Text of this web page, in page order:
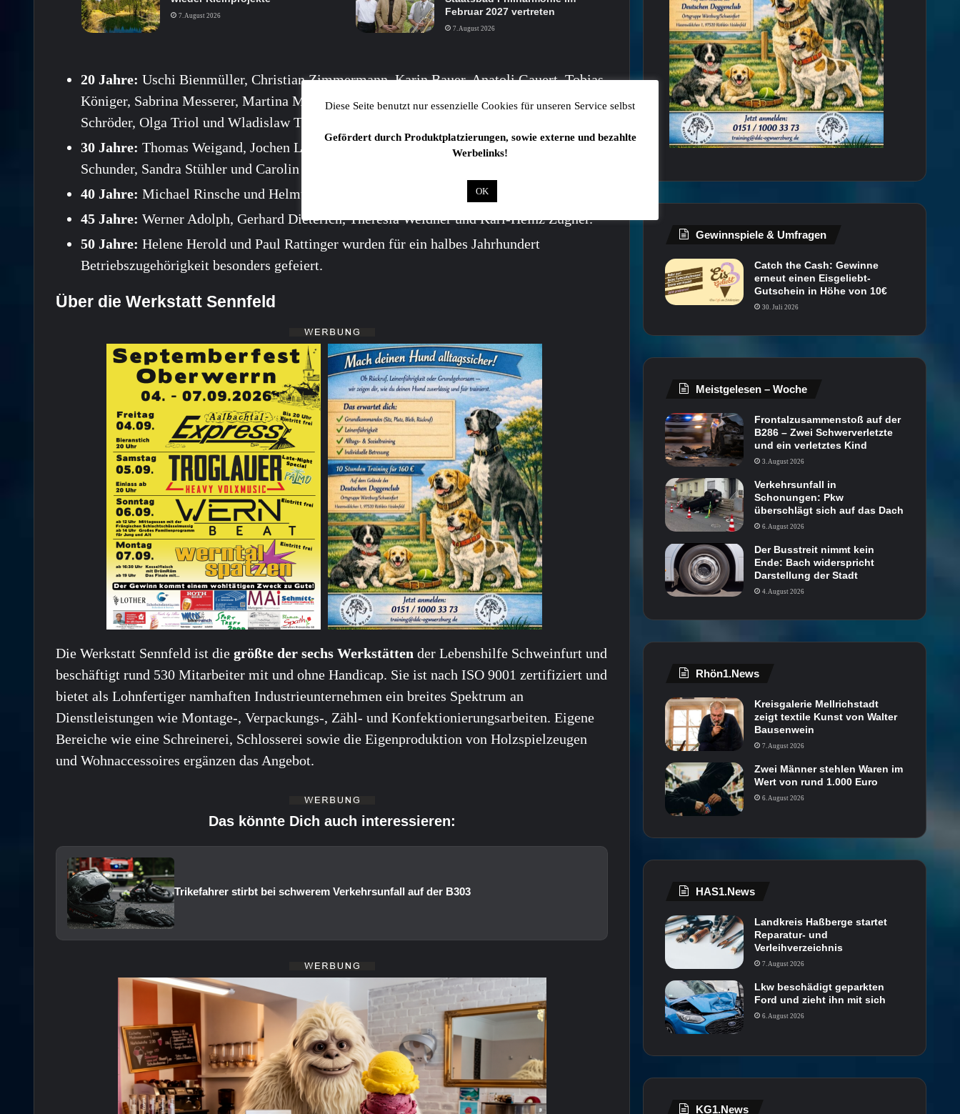
7. August 2026
Februar 2027 vertreten
7. August 2026
20 Jahre: Uschi Bienmüller, Christian Zimmermann, Karin Bauer, Anatoli Gauert, Tobias
Königer, Sabrina Messerer, Martina Meth, Bettina Pfarr, Markus Riegler, Markus
Schröder, Olga Triol und Wladislaw Tschigwinzew.
30 Jahre: Thomas Weigand, Jochen Langhojer, Heiko Mahr, Klaus Rösch, Markus
Schunder, Sandra Stühler und Carolin Weippert.
40 Jahre: Michael Rinsche und Helmut Bischof.
45 Jahre: Werner Adolph, Gerhard Dieterich, Theresia Weidner und Karl-Heinz Zügner.
50 Jahre: Helene Herold und Paul Rattinger wurden für ein halbes Jahrhundert
Betriebszugehörigkeit besonders gefeiert.
Über die Werkstatt Sennfeld
Die Werkstatt Sennfeld ist die größte der sechs Werkstätten der Lebenshilfe Schweinfurt und
beschäftigt rund 530 Mitarbeiter mit und ohne Handicap. Sie ist nach ISO 9001 zertifiziert und
bietet als Lohnfertiger namhaften Industrieunternehmen ein breites Spektrum an
Dienstleistungen wie Montage-, Verpackungs-, Zähl- und Konfektionierungsarbeiten. Eigene
Bereiche wie eine Schreinerei, Schlosserei sowie die Eigenproduktion von Holzspielzeugen
und Wohnaccessoires ergänzen das Angebot.
Das könnte Dich auch interessieren:
Trikefahrer stirbt bei schwerem Verkehrsunfall auf der B303
Gewinnspiele & Umfragen
Catch the Cash: Gewinne
erneut einen Eisgeliebt-
Gutschein in Höhe von 10€
30. Juli 2026
Meistgelesen – Woche
Frontalzusammenstoß auf der
B286 – Zwei Schwerverletzte
und ein verletztes Kind
3. August 2026
Verkehrsunfall in
Schonungen: Pkw
überschlägt sich auf das Dach
6. August 2026
Der Busstreit nimmt kein
Ende: Bach widerspricht
Darstellung der Stadt
4. August 2026
Rhön1.News
Kreisgalerie Mellrichstadt
zeigt textile Kunst von Walter
Bausenwein
7. August 2026
Zwei Männer stehlen Waren im
Wert von rund 1.000 Euro
6. August 2026
HAS1.News
Landkreis Haßberge startet
Reparatur- und
Verleihverzeichnis
7. August 2026
Lkw beschädigt geparkten
Ford und zieht ihn mit sich
6. August 2026
KG1.News
Diese Seite benutzt nur essenzielle Cookies für unseren Service selbst
Gefördert durch Produktplatzierungen, sowie externe und bezahlte
Werbelinks!
OK